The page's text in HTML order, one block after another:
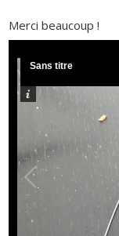
Merci beaucoup !
Sans titre